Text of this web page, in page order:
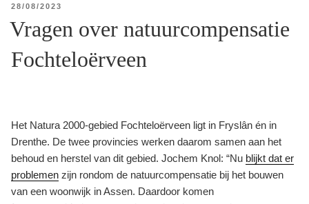
GEPLAATST
28/08/2023
Vragen over natuurcompensatie
Fochteloërveen
Het Natura 2000-gebied Fochteloërveen ligt in Fryslân én in
Drenthe. De twee provincies werken daarom samen aan het
behoud en herstel van dit gebied. Jochem Knol: “Nu blijkt dat er
problemen zijn rondom de natuurcompensatie bij het bouwen
van een woonwijk in Assen. Daardoor komen